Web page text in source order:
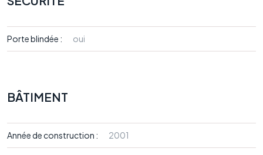
Porte blindée : oui
BÂTIMENT
Année de construction : 2001